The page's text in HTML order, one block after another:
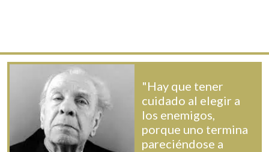
"Hay que tener
cuidado al elegir a
los enemigos,
porque uno termina
pareciéndose a